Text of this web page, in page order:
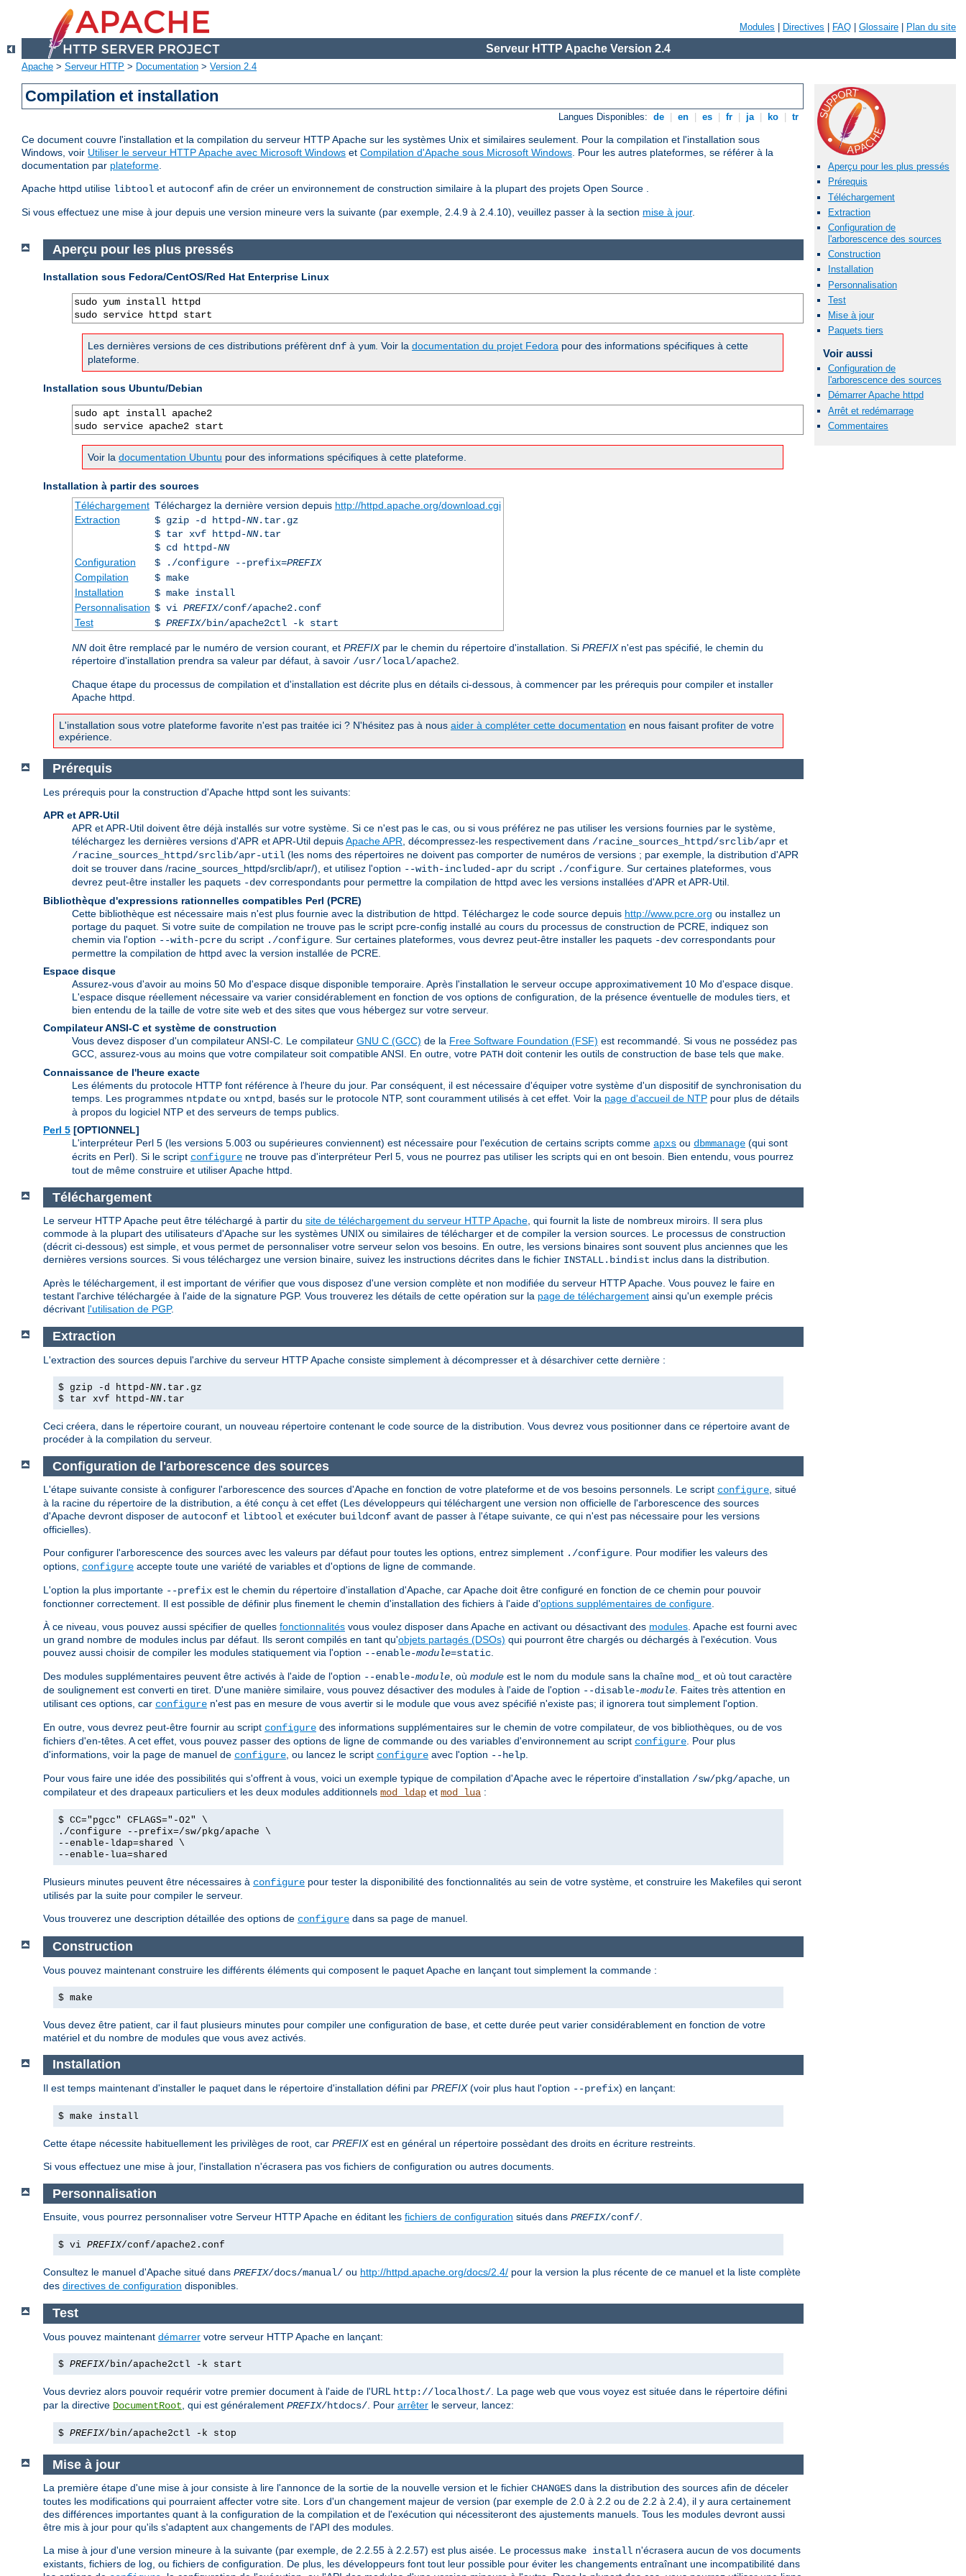
Modules Directives FAQ Glossaire Plan du site
Serveur HTTP Apache Version 2.4
Apache > Serveur HTTP > Documentation > Version 2.4
Compilation et installation
Langues Disponibles: de en es fr ja ko tr
Ce document couvre l'installation et la compilation du serveur HTTP Apache sur les systèmes Unix et similaires seulement. Pour la compilation et l'installation sous
Windows, voir Utiliser le serveur HTTP Apache avec Microsoft Windows et Compilation d'Apache sous Microsoft Windows. Pour les autres plateformes, se référer à la
documentation par plateforme.
Apache httpd utilise libtool et autoconf afin de créer un environnement de construction similaire à la plupart des projets Open Source .
Si vous effectuez une mise à jour depuis une version mineure vers la suivante (par exemple, 2.4.9 à 2.4.10), veuillez passer à la section mise à jour.
Aperçu pour les plus pressés
Prérequis
Téléchargement
Extraction
Configuration de
l'arborescence des sources
Construction
Installation
Personnalisation
Test
Mise à jour
Paquets tiers
Voir aussi
Configuration de
l'arborescence des sources
Démarrer Apache httpd
Arrêt et redémarrage
Commentaires
Aperçu pour les plus pressés
Installation sous Fedora/CentOS/Red Hat Enterprise Linux
sudo yum install httpd
sudo service httpd start
Les dernières versions de ces distributions préfèrent dnf à yum . Voir la documentation du projet Fedora pour des informations spécifiques à cette
plateforme.
Installation sous Ubuntu/Debian
sudo apt install apache2
sudo service apache2 start
Voir la documentation Ubuntu pour des informations spécifiques à cette plateforme.
Installation à partir des sources
Téléchargement Téléchargez la dernière version depuis http://httpd.apache.org/download.cgi
Extraction
$ gzip -d httpd-NN.tar.gz
$ tar xvf httpd-NN.tar
$ cd httpd-NN
Configuration
$ ./configure --prefix=PREFIX
Compilation
$ make
Installation
$ make install
Personnalisation $ vi PREFIX/conf/apache2.conf
Test
$ PREFIX/bin/apache2ctl -k start
NN doit être remplacé par le numéro de version courant, et PREFIXpar le chemin du répertoire d'installation. Si PREFIXn'est pas spécifié, le chemin du
répertoire d'installation prendra sa valeur par défaut, à savoir /usr/local/apache2
Chaque étape du processus de compilation et d'installation est décrite plus en détails ci-dessous, à commencer par les prérequis pour compiler et installer
Apache httpd.
L'installation sous votre plateforme favorite n'est pas traitée ici ? N'hésitez pas à nous aider à compléter cette documentation en nous faisant profiter de votre
expérience.
Prérequis
Les prérequis pour la construction d'Apache httpd sont les suivants:
APR et APR-Util
APR et APR-Util doivent être déjà installés sur votre système. Si ce n'est pas le cas, ou si vous préférez ne pas utiliser les versions fournies par le système,
téléchargez les dernières versions d'APR et APR-Util depuisApache APR , décompressez-les respectivement dans /racine_sources_httpd/srclib/apr et
/racine_sources_httpd/srclib/apr-util (les noms des répertoires ne doivent pas comporter de numéros de versions ; par exemple, la distribution d'APR
doit se trouver dans /racine_sources_httpd/srclib/apr/), et utilisez l'option --with-included-apr du script ./configure . Sur certaines plateformes, vous
devrez peut-être installer les paquets -dev correspondants pour permettre la compilation de httpd avec les versions installées d'APR et APR-Util.
Bibliothèque d'expressions rationnelles compatibles Perl (PCRE)
Cette bibliothèque est nécessaire mais n'est plus fournie avec la distribution de httpd. Téléchargez le code source depuis http://www.pcre.org ou installez un
portage du paquet. Si votre suite de compilation ne trouve pas le script pcre-config installé au cours du processus de construction de PCRE, indiquez son
chemin via l'option --with-pcre du script ./configure . Sur certaines plateformes, vous devrez peut-être installer les paquets -dev correspondants pour
permettre la compilation de httpd avec la version installée de PCRE.
Espace disque
Assurez-vous d'avoir au moins 50 Mo d'espace disque disponible temporaire. Après l'installation le serveur occupe approximativement 10 Mo d'espace disque.
L'espace disque réellement nécessaire va varier considérablement en fonction de vos options de configuration, de la présence éventuelle de modules tiers, et
bien entendu de la taille de votre site web et des sites que vous hébergez sur votre serveur.
Compilateur ANSI-C et système de construction
Vous devez disposer d'un compilateur ANSI-C. Le compilateur GNU C (GCC) de la Free Software Foundation (FSF) est recommandé. Si vous ne possédez pas
GCC, assurez-vous au moins que votre compilateur soit compatible ANSI. En outre, votre PATH doit contenir les outils de construction de base tels que make
Connaissance de l'heure exacte
Les éléments du protocole HTTP font référence à l'heure du jour. Par conséquent, il est nécessaire d'équiper votre système d'un dispositif de synchronisation du
temps. Les programmes ntpdate ou xntpd , basés sur le protocole NTP, sont couramment utilisés à cet effet. Voir la page d'accueil de NTP pour plus de détails
à propos du logiciel NTP et des serveurs de temps publics.
Perl 5 [OPTIONNEL]
L'interpréteur Perl 5 (les versions 5.003 ou supérieures conviennent) est nécessaire pour l'exécution de certains scripts comme apxs ou dbmmanage (qui sont
écrits en Perl). Si le script configure ne trouve pas d'interpréteur Perl 5, vous ne pourrez pas utiliser les scripts qui en ont besoin. Bien entendu, vous pourrez
tout de même construire et utiliser Apache httpd.
Téléchargement
Le serveur HTTP Apache peut être téléchargé à partir du site de téléchargement du serveur HTTP Apache, qui fournit la liste de nombreux miroirs. Il sera plus
commode à la plupart des utilisateurs d'Apache sur les systèmes UNIX ou similaires de télécharger et de compiler la version sources. Le processus de construction
(décrit ci-dessous) est simple, et vous permet de personnaliser votre serveur selon vos besoins. En outre, les versions binaires sont souvent plus anciennes que les
dernières versions sources. Si vous téléchargez une version binaire, suivez les instructions décrites dans le fichier INSTALL.bindist inclus dans la distribution.
Après le téléchargement, il est important de vérifier que vous disposez d'une version complète et non modifiée du serveur HTTP Apache. Vous pouvez le faire en
testant l'archive téléchargée à l'aide de la signature PGP. Vous trouverez les détails de cette opération sur la page de téléchargement ainsi qu'un exemple précis
décrivant l'utilisation de PGP.
Extraction
L'extraction des sources depuis l'archive du serveur HTTP Apache consiste simplement à décompresser et à désarchiver cette dernière :
$ gzip -d httpd-NN .tar.gz
$ tar xvf httpd-NN .tar
Ceci créera, dans le répertoire courant, un nouveau répertoire contenant le code source de la distribution. Vous devrez vous positionner dans ce répertoire avant de
procéder à la compilation du serveur.
Configuration de l'arborescence des sources
L'étape suivante consiste à configurer l'arborescence des sources d'Apache en fonction de votre plateforme et de vos besoins personnels. Le script configure, situé
à la racine du répertoire de la distribution, a été conçu à cet effet (Les développeurs qui téléchargent une version non officielle de l'arborescence des sources
d'Apache devront disposer de autoconf et libtool et exécuter buildconf avant de passer à l'étape suivante, ce qui n'est pas nécessaire pour les versions
officielles).
Pour configurer l'arborescence des sources avec les valeurs par défaut pour toutes les options, entrez simplement ./configure. Pour modifier les valeurs des
options, configure accepte toute une variété de variables et d'options de ligne de commande.
L'option la plus importante --prefix est le chemin du répertoire d'installation d'Apache, car Apache doit être configuré en fonction de ce chemin pour pouvoir
fonctionner correctement. Il est possible de définir plus finement le chemin d'installation des fichiers à l'aide d'options supplémentaires de configure.
À ce niveau, vous pouvez aussi spécifier de quelles fonctionnalités vous voulez disposer dans Apache en activant ou désactivant des modules. Apache est fourni avec
un grand nombre de modules inclus par défaut. Ils seront compilés en tant qu'objets partagés (DSOs) qui pourront être chargés ou déchargés à l'exécution. Vous
pouvez aussi choisir de compiler les modules statiquement via l'option --enable-module=static.
Des modules supplémentaires peuvent être activés à l'aide de l'option --enable-module, où module est le nom du module sans la chaîne mod_
et où tout caractère
de soulignement est converti en tiret. D'une manière similaire, vous pouvez désactiver des modules à l'aide de l'option --disable-module. Faites très attention en
utilisant ces options, car configure n'est pas en mesure de vous avertir si le module que vous avez spécifié n'existe pas; il ignorera tout simplement l'option.
En outre, vous devrez peut-être fournir au script configure des informations supplémentaires sur le chemin de votre compilateur, de vos bibliothèques, ou de vos
fichiers d'en-têtes. A cet effet, vous pouvez passer des options de ligne de commande ou des variables d'environnement au script configure. Pour plus
d'informations, voir la page de manuel de configure, ou lancez le script configure avec l'option --help.
Pour vous faire une idée des possibilités qui s'offrent à vous, voici un exemple typique de compilation d'Apache avec le répertoire d'installation /sw/pkg/apache, un
compilateur et des drapeaux particuliers et les deux modules additionnels mod_ldap et mod_lua :
$ CC="pgcc" CFLAGS="-O2" \
./configure --prefix=/sw/pkg/apache \
--enable-ldap=shared \
--enable-lua=shared
Plusieurs minutes peuvent être nécessaires à configure pour tester la disponibilité des fonctionnalités au sein de votre système, et construire les Makefiles qui seront
utilisés par la suite pour compiler le serveur.
Vous trouverez une description détaillée des options de configure dans sa page de manuel.
Construction
Vous pouvez maintenant construire les différents éléments qui composent le paquet Apache en lançant tout simplement la commande :
$ make
Vous devez être patient, car il faut plusieurs minutes pour compiler une configuration de base, et cette durée peut varier considérablement en fonction de votre
matériel et du nombre de modules que vous avez activés.
Installation
Il est temps maintenant d'installer le paquet dans le répertoire d'installation défini par PREFIX(voir plus haut l'option --prefix) en lançant:
$ make install
Cette étape nécessite habituellement les privilèges de root, car PREFIXest en général un répertoire possèdant des droits en écriture restreints.
Si vous effectuez une mise à jour, l'installation n'écrasera pas vos fichiers de configuration ou autres documents.
Personnalisation
Ensuite, vous pourrez personnaliser votre Serveur HTTP Apache en éditant les fichiers de configuration situés dans PREFIX/conf/.
$ vi PREFIX/conf/apache2.conf
Consultez le manuel d'Apache situé dans PREFIX/docs/manual/ ou http://httpd.apache.org/docs/2.4/ pour la version la plus récente de ce manuel et la liste complète
des directives de configuration disponibles.
Test
Vous pouvez maintenant démarrer votre serveur HTTP Apache en lançant:
$ PREFIX/bin/apache2ctl -k start
Vous devriez alors pouvoir requérir votre premier document à l'aide de l'URL http://localhost/ . La page web que vous voyez est située dans le répertoire défini
par la directive DocumentRoot , qui est généralement PREFIX/htdocs/ . Pour arrêter le serveur, lancez:
$ PREFIX/bin/apache2ctl -k stop
Mise à jour
La première étape d'une mise à jour consiste à lire l'annonce de la sortie de la nouvelle version et le fichier CHANGES dans la distribution des sources afin de déceler
toutes les modifications qui pourraient affecter votre site. Lors d'un changement majeur de version (par exemple de 2.0 à 2.2 ou de 2.2 à 2.4), il y aura certainement
des différences importantes quant à la configuration de la compilation et de l'exécution qui nécessiteront des ajustements manuels. Tous les modules devront aussi
être mis à jour pour qu'ils s'adaptent aux changements de l'API des modules.
La mise à jour d'une version mineure à la suivante (par exemple, de 2.2.55 à 2.2.57) est plus aisée. Le processus make install n'écrasera aucun de vos documents
existants, fichiers de log, ou fichiers de configuration. De plus, les développeurs font tout leur possible pour éviter les changements entraînant une incompatibilité dans